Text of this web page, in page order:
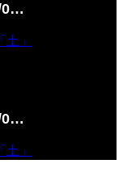
0…
」
0…
」